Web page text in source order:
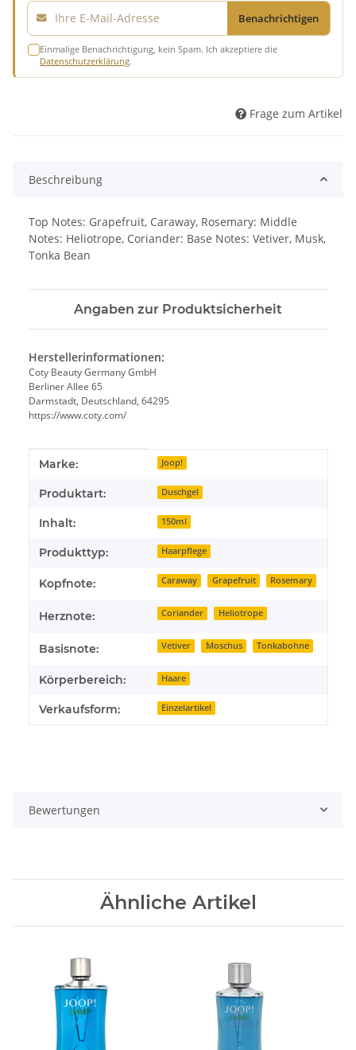
E-Mail
Benachrichtigen
Einmalige Benachrichtigung, kein Spam. Ich akzeptiere die
Datenschutzerklärung.
Frage zum Artikel
Beschreibung
Top Notes: Grapefruit, Caraway, Rosemary: Middle
Notes: Heliotrope, Coriander: Base Notes: Vetiver, Musk,
Tonka Bean
Angaben zur Produktsicherheit
Herstellerinformationen:
Coty Beauty Germany GmbH
Berliner Allee 65
Darmstadt, Deutschland, 64295
https://www.coty.com/
Produkteigenschaft
Wert
Marke: Joop!
Produktart: Duschgel
Inhalt: 150ml
Produkttyp: Haarpflege
Kopfnote: Caraway Grapefruit Rosemary
Herznote: Coriander Heliotrope
Basisnote: Vetiver Moschus Tonkabohne
Körperbereich: Haare
Verkaufsform: Einzelartikel
Bewertungen
Ähnliche Artikel